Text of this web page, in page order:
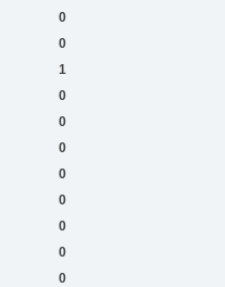
0
0
1
0
0
0
0
0
0
0
0